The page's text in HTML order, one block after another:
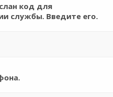
код для
службы. Введите его.